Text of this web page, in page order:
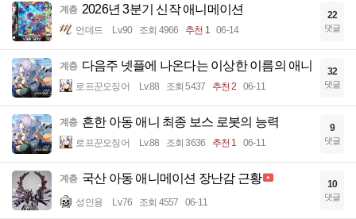
계층 2026년 3분기 신작 애니메이션
언데드 Lv.90 조회 4966 추천 1 06-14
22
댓글
계층 다음주 넷플에 나온다는 이상한 이름의 애니
로프꾼오징어 Lv.88 조회 5437 추천 2 06-11
32
댓글
계층 흔한 아동 애니 최종 보스 로봇의 능력
로프꾼오징어 Lv.88 조회 3636 추천 1 06-11
9
댓글
계층 국산 아동 애니메이션 장난감 근황
성인용 Lv.76 조회 4557 06-11
10
댓글